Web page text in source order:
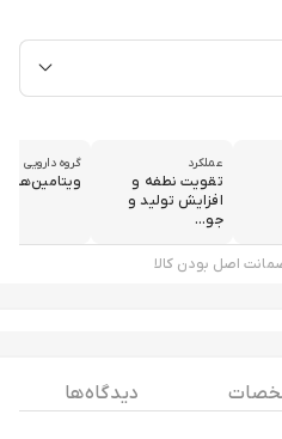
عملکرد
تقویت نطفه و
افزایش تولید و
جو...
گروه دارویی
ویتامین‌ها
اصل بودن کالا
دیدگاه ها